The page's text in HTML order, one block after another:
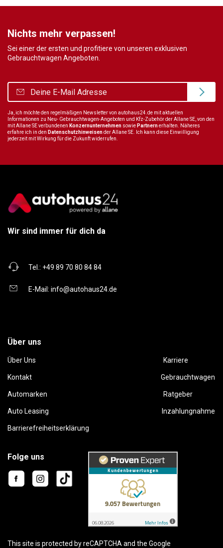
Nichts mehr verpassen!
Sei einer der ersten und profitiere von unseren exklusiven
Gebrauchtwagen Angeboten.
Ja, ich möchte den regelmäßigen Newsletter von autohaus24.de mit aktuellen
Informationen zu Neu- Gebrauchtwagen-Angeboten und Kfz-Zubehör der Allane SE, von den
mit Allane SE verbundenen Konzernunternehmen sowie Partnernerhalten. Näheres
erfahre ich in den Datenschutzhinweisender Allane SE. Ich kann diese Einwilligung
jederzeit mit Wirkung für die Zukunft widerrufen.
Wir sind immer für dich da
Tel.: +49 89 70 80 84 84
E-Mail: info@autohaus24.de
Über uns
Über Uns Karriere
Kontakt Gebrauchtwagen
Automarken Ratgeber
Auto Leasing Inzahlungnahme
Barrierefreiheitserklärung
Folge uns
This site is protected by reCAPTCHA and the Google